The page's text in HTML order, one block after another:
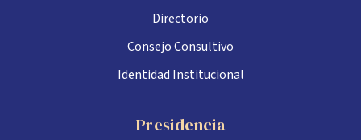
Directorio
Consejo Consultivo
Identidad Institucional
Presidencia